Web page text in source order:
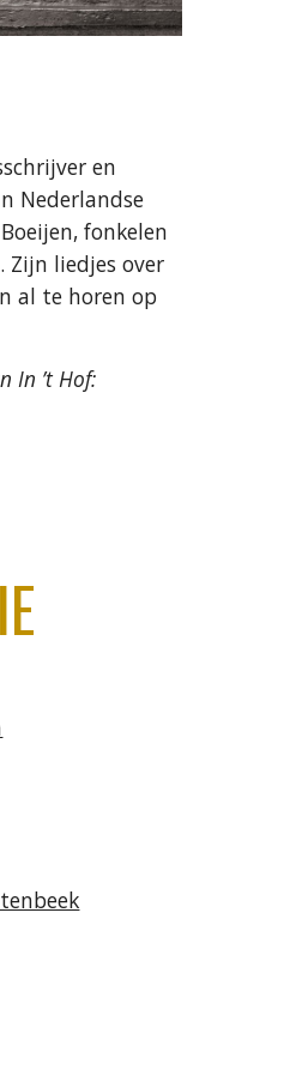
en
Nederlandse
fonkelen
liedjes over
al te horen op
In ’t Hof: